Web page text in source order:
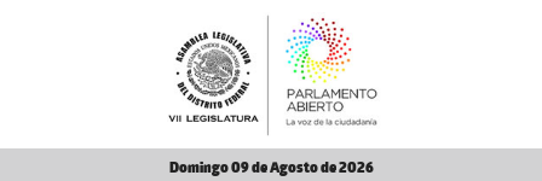
Domingo 09 de Agosto de 2026